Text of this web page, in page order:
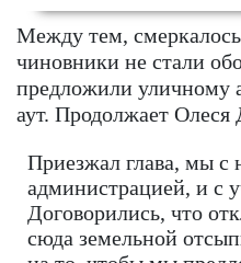
Между тем,
чиновники не стали
предложили уличному
аут. Продолжает Олеся
Приезжал глава, мы с
администрацией, и с
Договорились, что
сюда земельной